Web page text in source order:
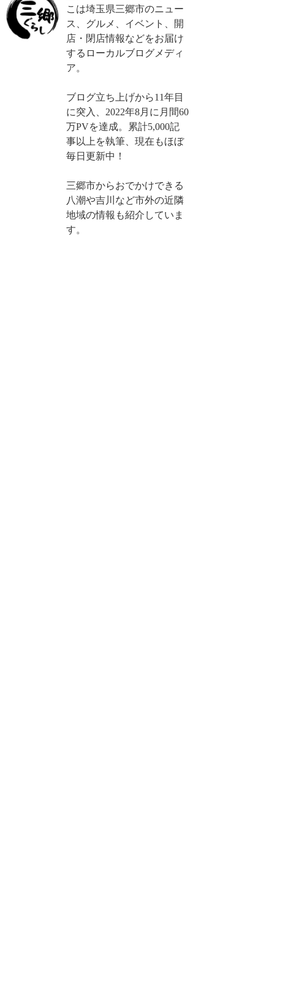
こは埼玉県三郷市のニュー
ス、グルメ、イベント、開
店・閉店情報などをお届け
するローカルブログメディ
ア。
ブログ立ち上げから11年目
に突入、2022年8月に月間60
万PVを達成。累計5,000記
事以上を執筆、現在もほぼ
毎日更新中！
三郷市からおでかけできる
八潮や吉川など市外の近隣
地域の情報も紹介していま
す。